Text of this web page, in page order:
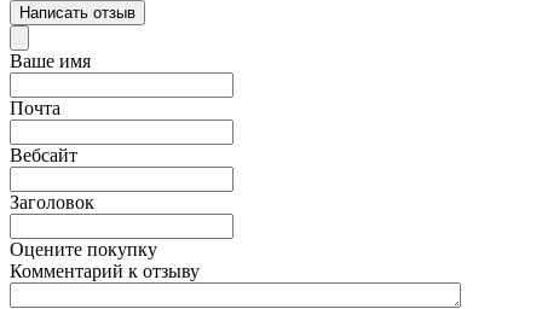
Написать отзыв
Ваше имя
Почта
Вебсайт
Заголовок
Оцените покупку
Комментарий к отзыву